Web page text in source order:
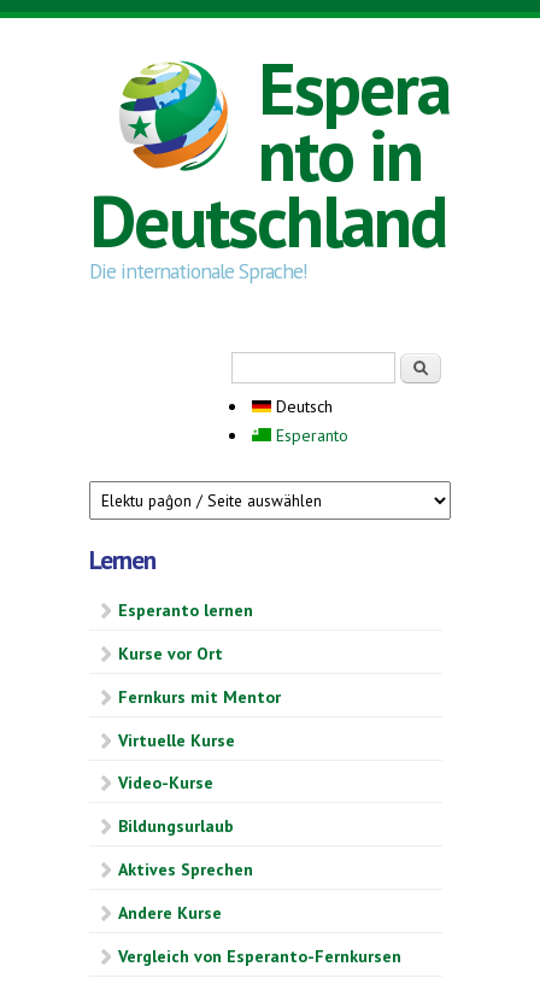
Direkt zum Inhalt
Espera
nto in
Deutschland
Die internationale Sprache!
Deutsch
Esperanto
Lernen
Esperanto lernen
Kurse vor Ort
Fernkurs mit Mentor
Virtuelle Kurse
Video-Kurse
Bildungsurlaub
Aktives Sprechen
Andere Kurse
Vergleich von Esperanto-Fernkursen